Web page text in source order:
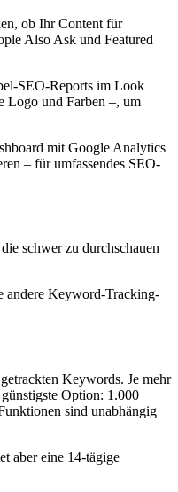
ob Ihr Content für
Also Ask und Featured
SEO-Reports im Look
Logo und Farben –, um
mit Google Analytics
– für umfassendes SEO-
schwer zu durchschauen
andere Keyword-Tracking-
Keywords. Je mehr
Option: 1.000
sind unabhängig
aber eine 14-tägige